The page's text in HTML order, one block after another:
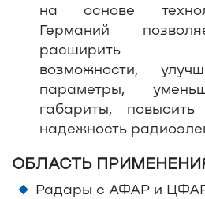
на основе
Германий
расширить
возможности,
параметры,
габариты,
надежность
ОБЛАСТЬ
Радары с АФАР и